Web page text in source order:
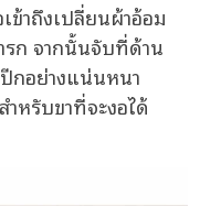
ข้าถึงเปลี่ยนผ้าอ้อม
ก จากนั้นจับที่ด้าน
กอย่างแน่นหนา
หรับขาที่จะงอได้